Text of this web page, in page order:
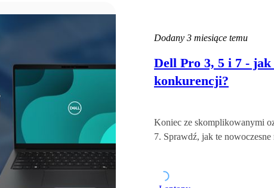
Dodany 3 miesiące temu
Dell Pro 3, 5 i 7 -
konkurencji?
Koniec ze skomplikowanymi
7. Sprawdź, jak te